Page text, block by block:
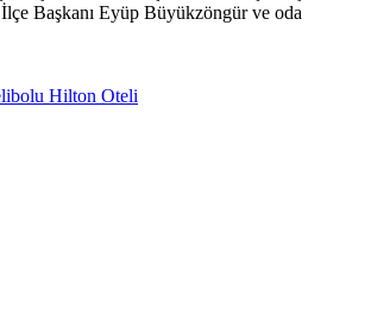
Başkanı Eyüp Büyükzöngür ve oda
Hilton Oteli